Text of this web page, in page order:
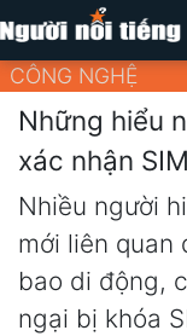
CÔNG NGHỆ
Những hiểu
xác nhận
Nhiều người
mới liên quan
bao di động,
ngại bị khóa